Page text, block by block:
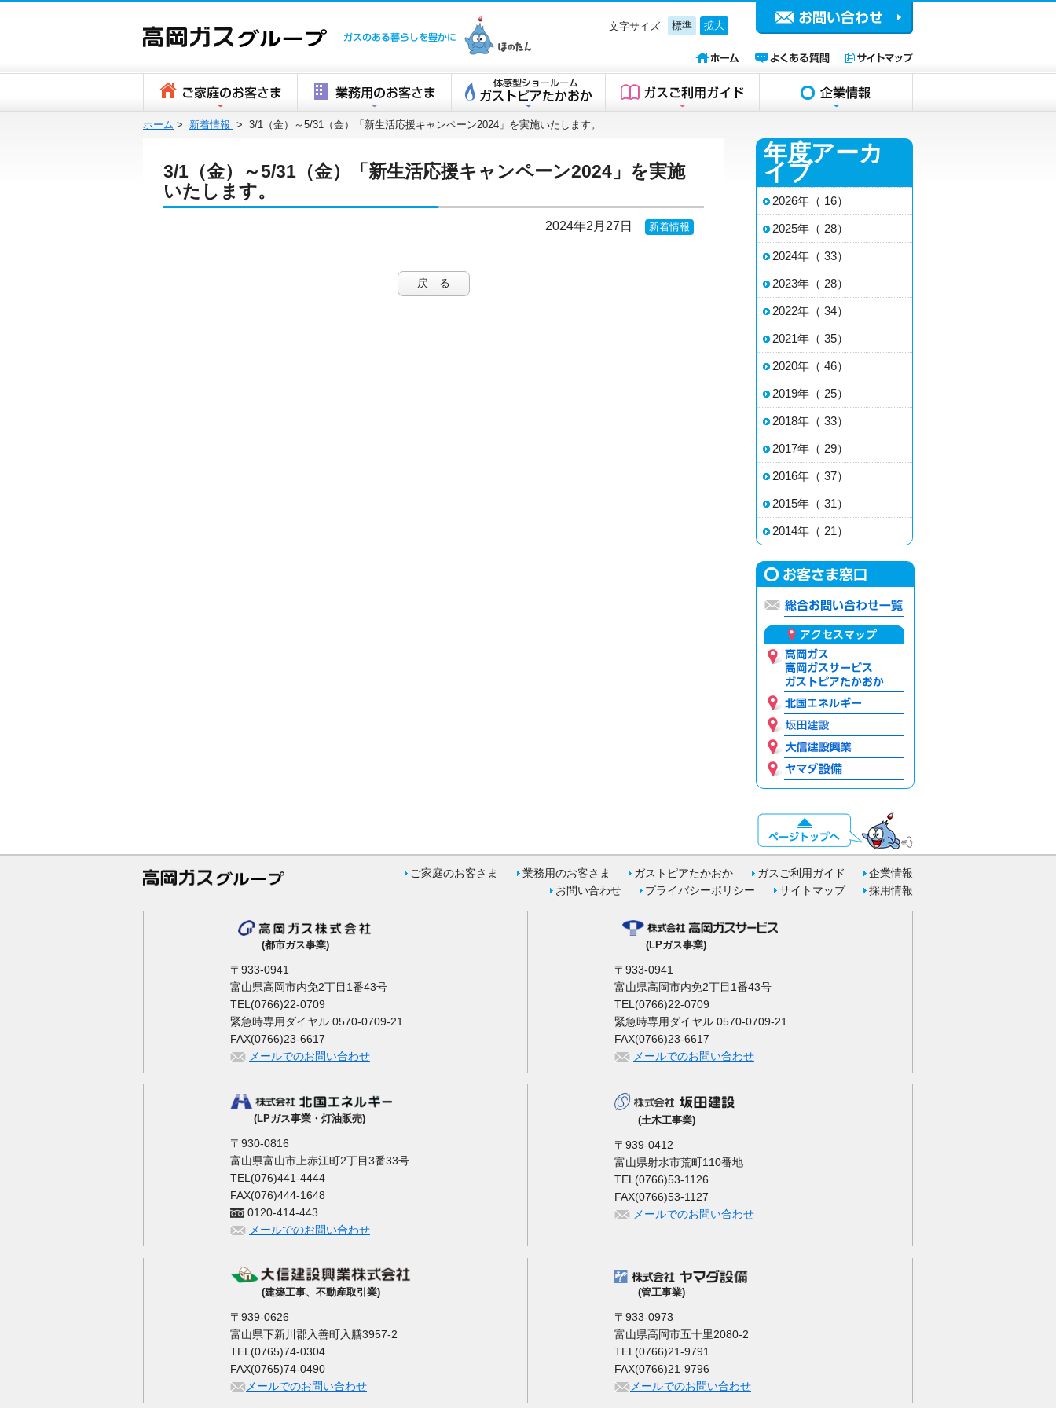
高岡ガスグループ
拡大
標準
文字サイズ
ホーム > 新着情報 > 3/1（金）～5/31（金）「新生活応援キャンペーン2024」を実施いたします。
3/1（金）～5/31（金）「新生活応援キャンペーン2024」を実施
いたします。
2024年2月27日 新着情報
戻 る
年度アーカ
イブ
2026年（ 16）
2025年（ 28）
2024年（ 33）
2023年（ 28）
2022年（ 34）
2021年（ 35）
2020年（ 46）
2019年（ 25）
2018年（ 33）
2017年（ 29）
2016年（ 37）
2015年（ 31）
2014年（ 21）
ご家庭のお客さま 業務用のお客さま ガストピアたかおか ガスご利用ガイド
企業情報
お問い合わせ
プライバシーポリシー サイトマップ 採用情報
(都市ガス事業)
〒933-0941
富山県高岡市内免2丁目1番43号
TEL(0766)22-0709
緊急時専用ダイヤル 0570-0709-21
FAX(0766)23-6617
メールでのお問い合わせ
(LPガス事業)
〒933-0941
富山県高岡市内免2丁目1番43号
TEL(0766)22-0709
緊急時専用ダイヤル 0570-0709-21
FAX(0766)23-6617
メールでのお問い合わせ
(LPガス事業・灯油販売)
〒930-0816
富山県富山市上赤江町2丁目3番33号
TEL(076)441-4444
FAX(076)444-1648
0120-414-443
メールでのお問い合わせ
(土木工事業)
〒939-0412
富山県射水市荒町110番地
TEL(0766)53-1126
FAX(0766)53-1127
メールでのお問い合わせ
(建築工事、不動産取引業)
〒939-0626
富山県下新川郡入善町入膳3957-2
TEL(0765)74-0304
FAX(0765)74-0490
メールでのお問い合わせ
(管工事業)
〒933-0973
富山県高岡市五十里2080-2
TEL(0766)21-9791
FAX(0766)21-9796
メールでのお問い合わせ